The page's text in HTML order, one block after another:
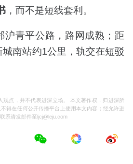
，而不是短线套利。
沪青平公路，路网成熟；距
城南站约1公里，轨交在短驳
观点，并不代表进深立场。 本文著作权，归进深所
得在任何公开传播平台上使用本文内容；经允许进
系请发邮件至ljcj@leju.com